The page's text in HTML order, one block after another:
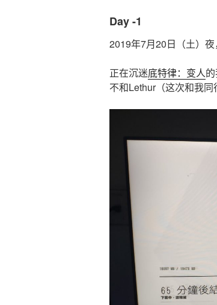
Day -1
2019年7月20日（土）夜
正在沉迷底特律：变人
不和Lethur（这次和我同